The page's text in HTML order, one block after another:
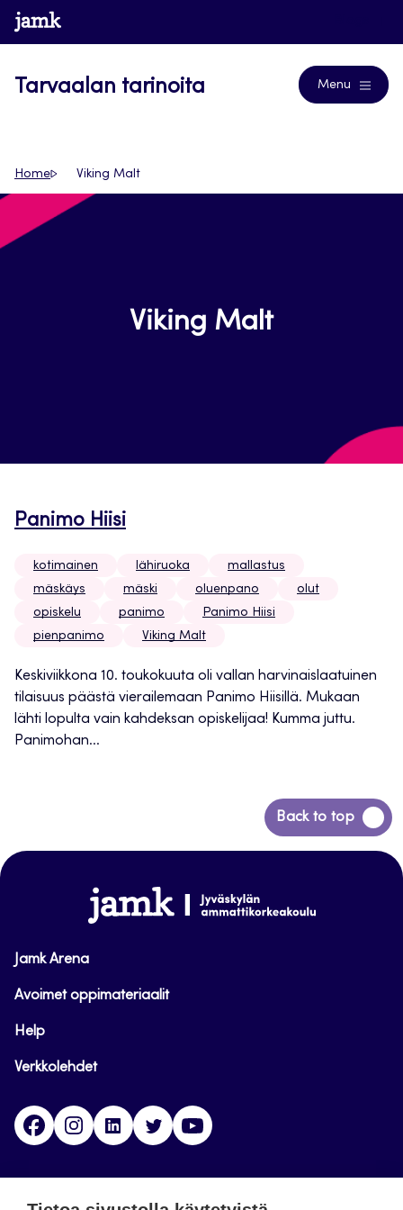
Siirry
suoraan
www.jamk.fi
Tarvaalan tarinoita Menu
Home Viking Malt
Viking Malt
Panimo Hiisi
kotimainen lähiruoka
mallastus
mäskäys
mäski oluenpano
olut
opiskelu
panimo
Panimo Hiisi
pienpanimo
Viking Malt
Keskiviikkona 10. toukokuuta oli vallan harvinaislaatuinen
tilaisuus päästä vierailemaan Panimo Hiisillä. Mukaan
lähti lopulta vain kahdeksan opiskelijaa! Kumma juttu.
Panimohan...
Back to top
Siirry
takaisin
www.jamk.fi
Jamk Arena
Avoimet oppimateriaalit
Help
Verkkolehdet
FacebookInstagramLinkedinTwitter